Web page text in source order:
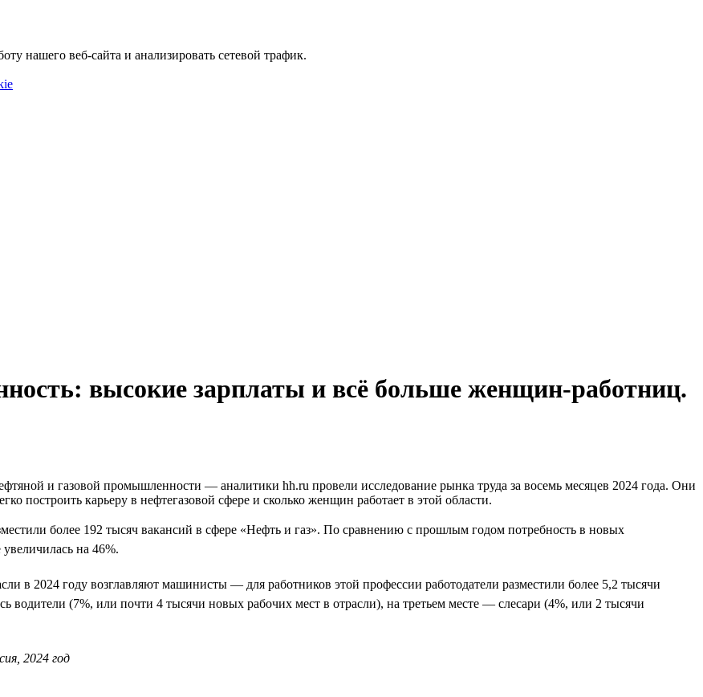
нашего веб-сайта и анализировать сетевой трафик.
высокие зарплаты и всё больше женщин-работниц.
и газовой промышленности — аналитики hh.ru провели исследование рынка труда за восемь месяцев 2024 года. Они
построить карьеру в нефтегазовой сфере и сколько женщин работает в этой области.
более 192 тысяч вакансий в сфере «Нефть и газ». По сравнению с прошлым годом потребность в новых
на 46%.
в 2024 году возглавляют машинисты — для работников этой профессии работодатели разместили более 5,2 тысячи
водители (7%, или почти 4 тысячи новых рабочих мест в отрасли), на третьем месте — слесари (4%, или 2 тысячи
2024 год